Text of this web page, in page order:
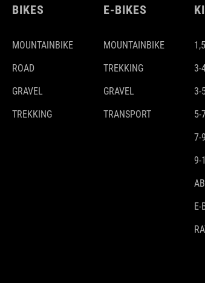
BIKES
MOUNTAINBIKE
ROAD
GRAVEL
TREKKING
E-BIKES
MOUNTAINBIKE
TREKKING
GRAVEL
TRANSPORT
3-
3-
5-
7-
9-
E-